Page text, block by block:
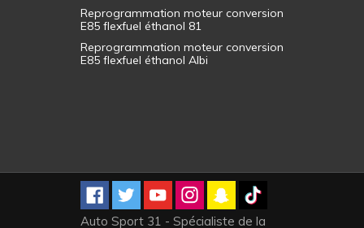
Reprogrammation moteur conversion
E85 flexfuel éthanol 81
Reprogrammation moteur conversion
E85 flexfuel éthanol Albi
Auto Sport 31 - Spécialiste de la